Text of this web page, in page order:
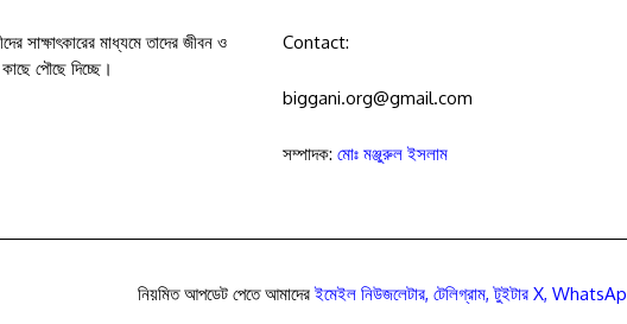
সাক্ষাৎকারের মাধ্যমে তাদের জীবন ও
পৌছে দিচ্ছে।
Contact:
biggani.org@gmail.com
সম্পাদক: মোঃ মঞ্জুরুল ইসলাম
নিয়মিত আপডেট পেতে আমাদেরইমেইল নিউজলেটার, টেলিগ্রাম,টুইটার X,